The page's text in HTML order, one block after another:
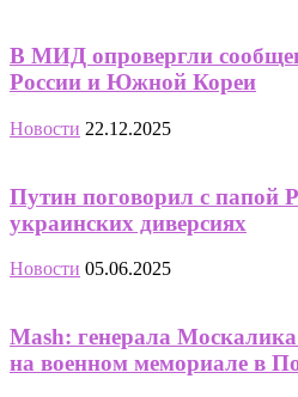
В МИД опровергли
России и Южной Кореи
Новости 22.12.2025
Путин поговорил с папой
украинских диверсиях
Новости 05.06.2025
Mash: генерала
на военном мемориале в